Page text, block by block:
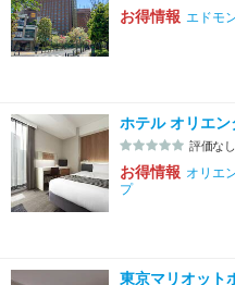
お得情報 エドモ
ホテル オリエ
評価なし
お得情報 オリエ
プ
東京マリオット